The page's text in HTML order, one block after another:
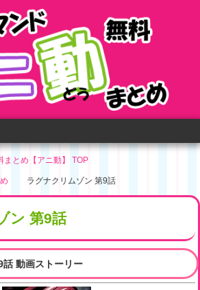
まとめ【アニ動】 TOP
ラグナクリムゾン 第9話
ン 第9話
話 動画ストーリー